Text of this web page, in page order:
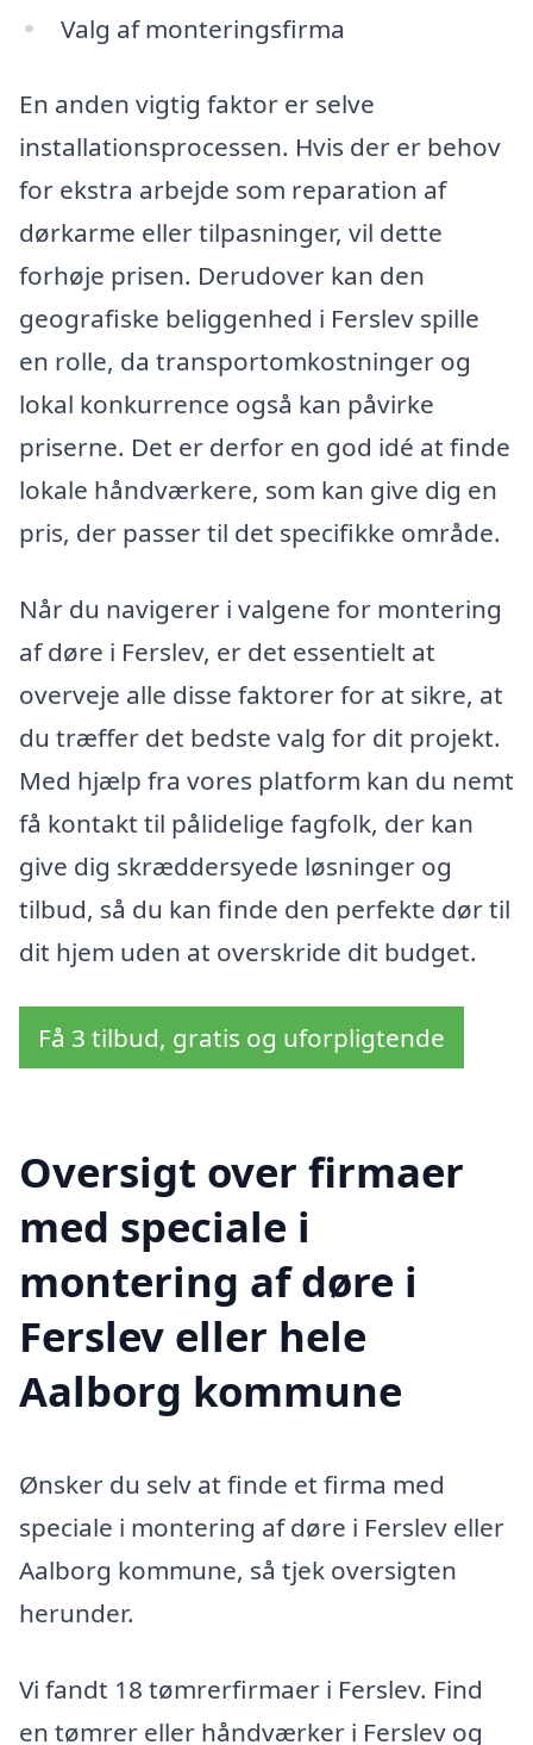
Valg af monteringsfirma
En anden vigtig faktor er selve
installationsprocessen. Hvis der er behov
for ekstra arbejde som reparation af
dørkarme eller tilpasninger, vil dette
forhøje prisen. Derudover kan den
geografiske beliggenhed i Ferslev spille
en rolle, da transportomkostninger og
lokal konkurrence også kan påvirke
priserne. Det er derfor en god idé at finde
lokale håndværkere, som kan give dig en
pris, der passer til det specifikke område.
Når du navigerer i valgene for montering
af døre i Ferslev, er det essentielt at
overveje alle disse faktorer for at sikre, at
du træffer det bedste valg for dit projekt.
Med hjælp fra vores platform kan du nemt
få kontakt til pålidelige fagfolk, der kan
give dig skræddersyede løsninger og
tilbud, så du kan finde den perfekte dør til
dit hjem uden at overskride dit budget.
Få 3 tilbud, gratis og uforpligtende
Oversigt over firmaer
med speciale i
montering af døre i
Ferslev eller hele
Aalborg kommune
Ønsker du selv at finde et firma med
speciale i montering af døre i Ferslev eller
Aalborg kommune, så tjek oversigten
herunder.
Vi fandt 18 tømrerfirmaer i Ferslev. Find
en tømrer eller håndværker i Ferslev og